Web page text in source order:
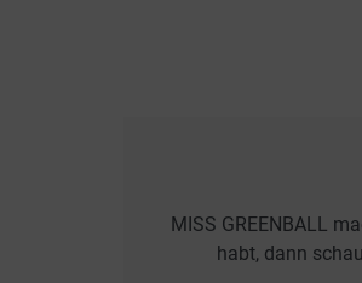
MISS GREENBALL
habt, dann